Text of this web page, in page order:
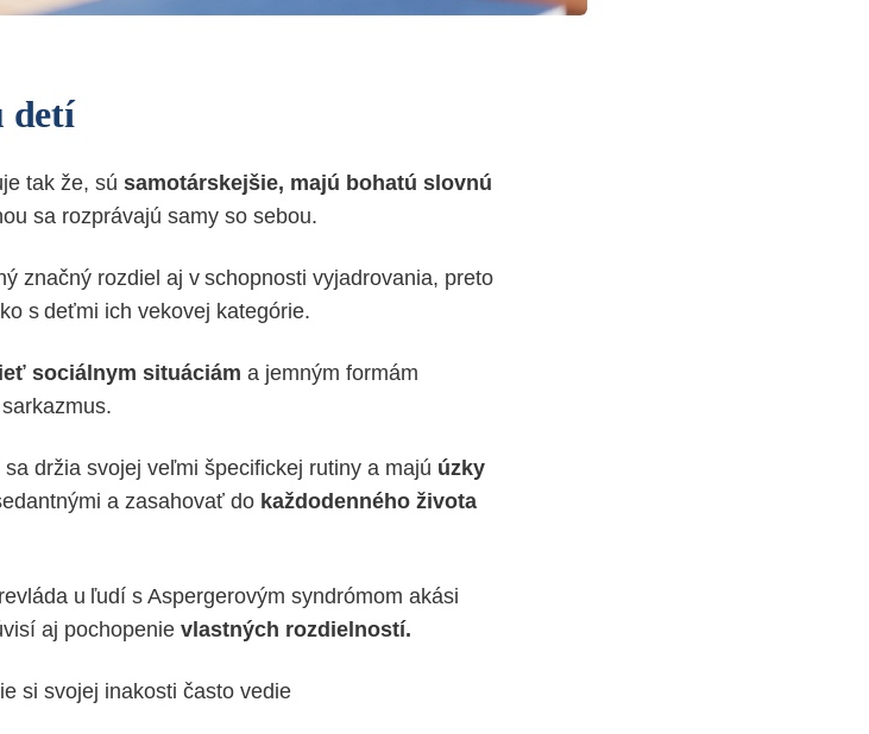
detí
tak že, sú samotárskejšie, majú bohatú slovnú
sa rozprávajú samy so sebou.
značný rozdiel aj v schopnosti vyjadrovania, preto
s deťmi ich vekovej kategórie.
sociálnym situáciám a jemným formám
držia svojej veľmi špecifickej rutiny a majú úzky
a zasahovať do každodenného života
u ľudí s Aspergerovým syndrómom akási
aj pochopenie vlastných rozdielností.
si svojej inakosti často vedie